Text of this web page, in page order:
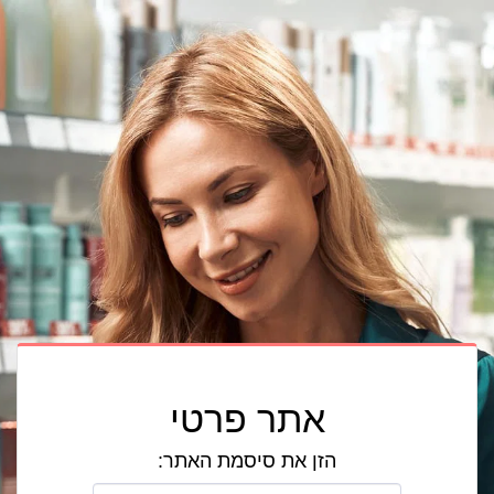
אתר פרטי
הזן את סיסמת האתר: